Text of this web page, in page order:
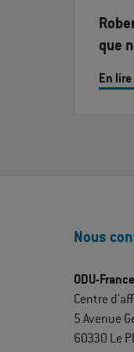
que
En
Nous
ODU-
Centre
5 Avenue
60330 Le